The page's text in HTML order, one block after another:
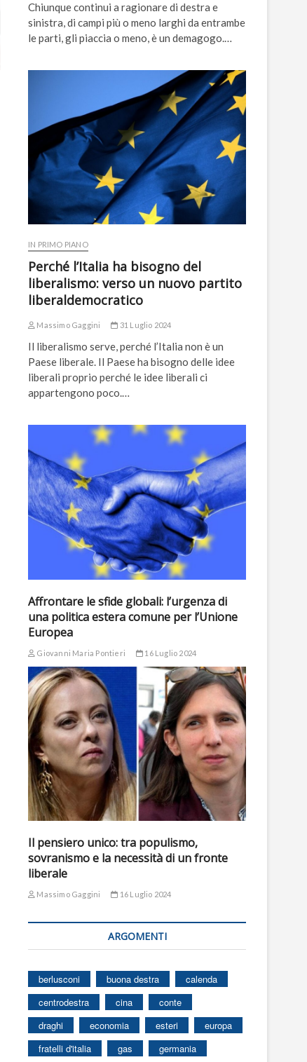
Chiunque continui a ragionare di destra e
sinistra, di campi più o meno larghi da entrambe
le parti, gli piaccia o meno, è un demagogo.…
IN PRIMO PIANO
Perché l’Italia ha bisogno del
liberalismo: verso un nuovo partito
liberaldemocratico
Massimo Gaggini 31 Luglio 2024
Il liberalismo serve, perché l’Italia non è un
Paese liberale. Il Paese ha bisogno delle idee
liberali proprio perché le idee liberali ci
appartengono poco.…
Affrontare le sfide globali: l’urgenza di
una politica estera comune per l’Unione
Europea
Giovanni Maria Pontieri 16 Luglio 2024
Il pensiero unico: tra populismo,
sovranismo e la necessità di un fronte
liberale
Massimo Gaggini 16 Luglio 2024
ARGOMENTI
berlusconi buona destra
calenda
centrodestra
cina
conte
draghi
economia esteri
europa
fratelli d'italia
gas
germania